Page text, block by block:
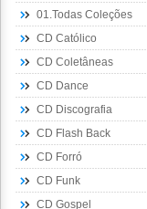
01.Todas Coleções
CD Católico
CD Coletâneas
CD Dance
CD Discografia
CD Flash Back
CD Forró
CD Funk
CD Gospel